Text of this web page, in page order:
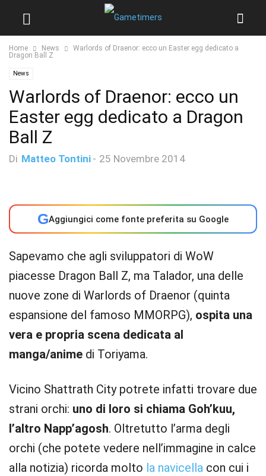
Home News
Warlords of Draenor: ecco un Easter egg dedicato a
Dragon Ball Z
News
Warlords of Draenor: ecco un
Easter egg dedicato a Dragon
Ball Z
Di Matteo Tontini - 25 Novembre 2014
GAggiungici come fonte preferita su Google
Sapevamo che agli sviluppatori di WoW
piacesse Dragon Ball Z, ma Talador, una delle
nuove zone di Warlords of Draenor (quinta
espansione del famoso MMORPG), ospita una
vera e propria scena dedicata al
manga/anime di Toriyama.
Vicino Shattrath City potrete infatti trovare due
strani orchi: uno di loro si chiama Goh’kuu,
l’altro Napp’agosh. Oltretutto l’arma degli
orchi (che potete vedere nell’immagine in calce
alla notizia) ricorda molto la navicella con cui i